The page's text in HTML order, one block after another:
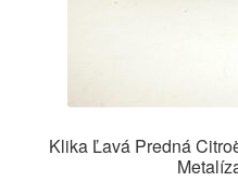
Klika Ľavá Predná